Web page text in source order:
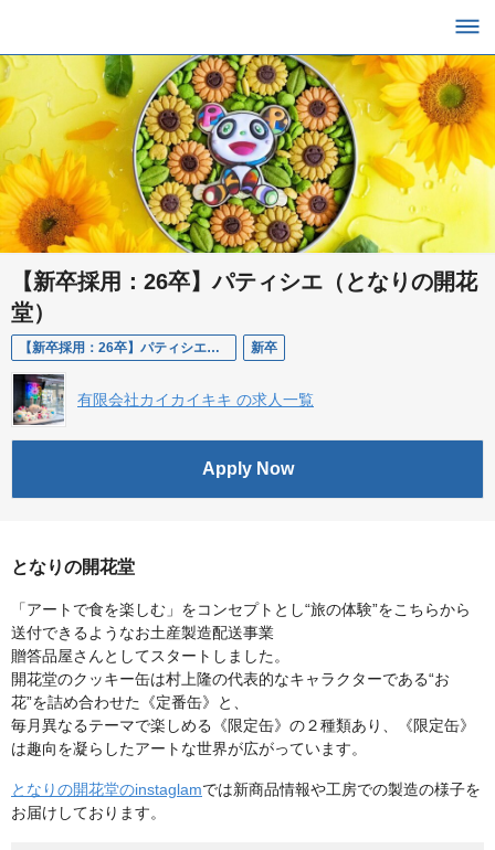
【新卒採用：26卒】パティシエ（となりの開花
堂）
【新卒採用：26卒】パティシエ（となりの開花堂） 新卒
有限会社カイカイキキ の求人一覧
Apply Now
となりの開花堂
「アートで食を楽しむ」をコンセプトとし“旅の体験”をこちらから
送付できるようなお土産製造配送事業
贈答品屋さんとしてスタートしました。
開花堂のクッキー缶は村上隆の代表的なキャラクターである“お
花”を詰め合わせた《定番缶》と、
毎月異なるテーマで楽しめる《限定缶》の２種類あり、《限定缶》
は趣向を凝らしたアートな世界が広がっています。
となりの開花堂のinstaglamでは新商品情報や工房での製造の様子を
お届けしております。